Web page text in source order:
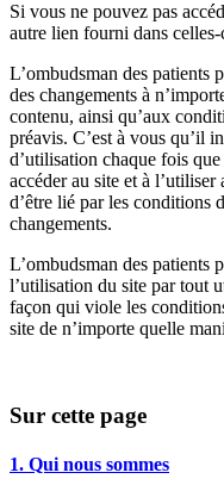
Si vous ne pouvez pas
autre lien fourni dans
L’ombudsman des patients
des changements à
contenu, ainsi qu’aux
préavis. C’est à vous qu’il
d’utilisation chaque fois
accéder au site et à
d’être lié par les conditions
changements.
L’ombudsman des patients
l’utilisation du site par tout
façon qui viole les
site de n’importe quelle
Sur cette page
1. Qui nous sommes